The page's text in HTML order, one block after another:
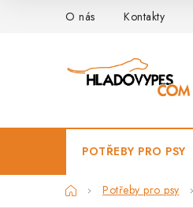
O nás Kontakty
POTŘEBY PRO PSY
DomůPotřeby pro psy